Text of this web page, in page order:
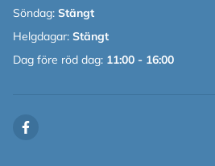
Söndag: Stängt
Helgdagar: Stängt
Dag före röd dag: 11:00 - 16:00